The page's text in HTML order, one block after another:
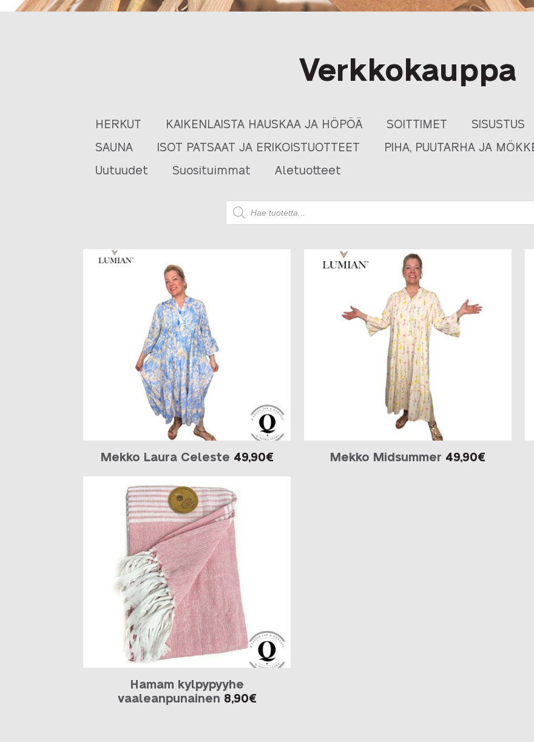
Verkkokauppa
HERKUT KAIKENLAISTA HAUSKAA JA HÖPÖÄ SOITTIMET SISUSTUS
SAUNA
ISOT PATSAAT JA ERIKOISTUOTTEET PIHA, PUUTARHA JA
Uutuudet
Suosituimmat Aletuotteet
Products
search
Mekko Laura Celeste 49,90€ Mekko Midsummer 49,90€
Hamam kylpypyyhe
vaaleanpunainen 8,90€